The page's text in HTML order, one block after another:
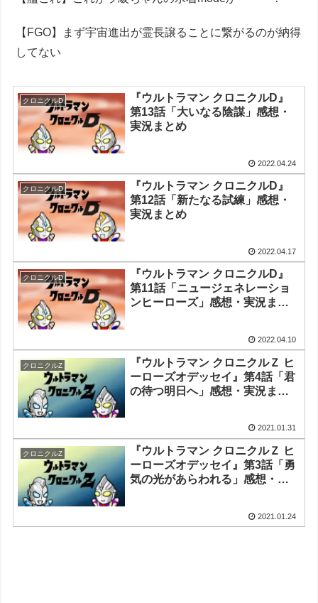
【FGO】まず宇宙進出が霊長譲ることに繋がるのが納得
してない
クロニクルD
『ウルトラマン クロニクルD』
第13話「大いなる陰謀」感想・
実況まとめ
2022.04.24
クロニクルD
『ウルトラマン クロニクルD』
第12話「新たなる試練」感想・
実況まとめ
2022.04.17
クロニクルD
『ウルトラマン クロニクルD』
第11話「ニュージェネレーショ
ンヒーローズ」感想・実況まと
2022.04.10
クロニクルZ
『ウルトラマン クロニクルＺ ヒ
ーローズオデッセイ』第4話「君
の待つ明日へ」感想・実況まと
2021.01.31
クロニクルZ
『ウルトラマン クロニクルＺ ヒ
ーローズオデッセイ』第3話「勇
気の光があらわれる」感想・実
2021.01.24